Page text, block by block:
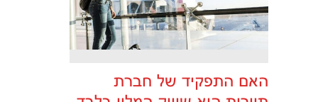
האם התפקיד של חברת